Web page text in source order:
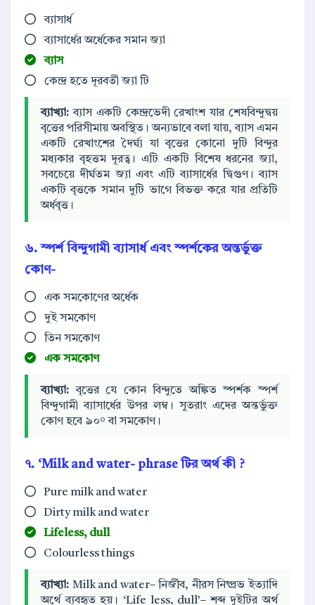
ব্যাসার্ধ
ব্যাসার্ধের অর্ধেকের সমান জ্যা
ব্যাস
কেন্দ্র হতে দূরবর্তী জ্যা টি
ব্যাখ্যা: ব্যাস একটি কেন্দ্রভেদী রেখাংশ যার শেষবিন্দুদ্বয়
বৃত্তের পরিসীমায় অবস্থিত। অন্যভাবে বলা যায়, ব্যাস এমন
একটি রেখাংশের দৈর্ঘ্য যা বৃত্তের কোনো দুটি বিন্দুর
মধ্যকার বৃহত্তম দূরত্ব। এটি একটি বিশেষ ধরনের জ্যা,
সবচেয়ে দীর্ঘতম জ্যা এবং এটি ব্যাসার্ধের দ্বিগুণ। ব্যাস
একটি বৃত্তকে সমান দুটি ভাগে বিভক্ত করে যার প্রতিটি
অর্ধবৃত্ত।
৬. স্পর্শ বিন্দুগামী ব্যাসার্ধ এবং স্পর্শকের অন্তর্ভুক্ত
কোণ-
এক সমকোণের অর্ধেক
দুই সমকোণ
তিন সমকোণ
এক সমকোণ
ব্যাখ্যা: বৃত্তের যে কোন বিন্দুতে অঙ্কিত স্পর্শক স্পর্শ
বিন্দুগামী ব্যাসার্ধের উপর লম্ব। সুতরাং এদের অন্তর্ভুক্ত
কোণ হবে ৯০° বা সমকোণ।
৭. ‘Milk and water- phrase টির অর্থ কী ?
Pure milk and water
Dirty milk and water
Lifeless, dull
Colourless things
ব্যাখ্যা: Milk and water– নির্জীব, নীরস নিষ্প্রভ ইত্যাদি
অর্থে ব্যবহৃত হয়। ‘Life less, dull’– শব্দ দুইটির অর্থ